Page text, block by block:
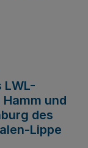
und
des
Lippe